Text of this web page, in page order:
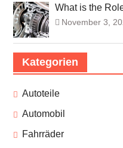
What is the
November 3,
Kategorien
Autoteile
Automobil
Fahrräder